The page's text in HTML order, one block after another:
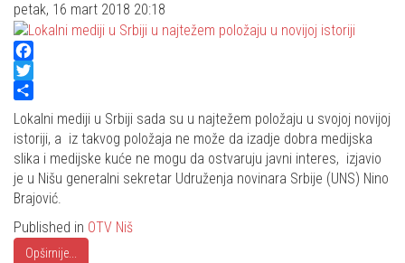
petak, 16 mart 2018 20:18
Facebook
Twitter
Share
Lokalni mediji u Srbiji sada su u najtežem položaju u svojoj novijoj
istoriji, a iz takvog položaja ne može da izadje dobra medijska
slika i medijske kuće ne mogu da ostvaruju javni interes, izjavio
je u Nišu generalni sekretar Udruženja novinara Srbije (UNS) Nino
Brajović.
Published in OTV Niš
Opširnije...